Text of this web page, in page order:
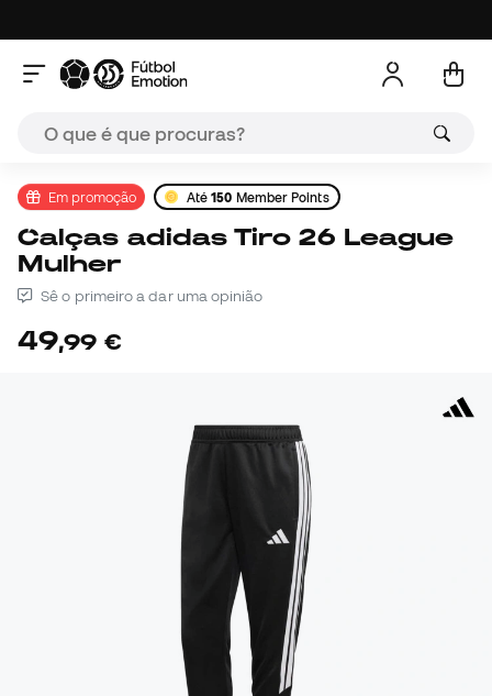
Em promoção Até150 Member Points
Calças adidas Tiro 26 League
Mulher
Sê o primeiro a dar uma opinião
49,99 €